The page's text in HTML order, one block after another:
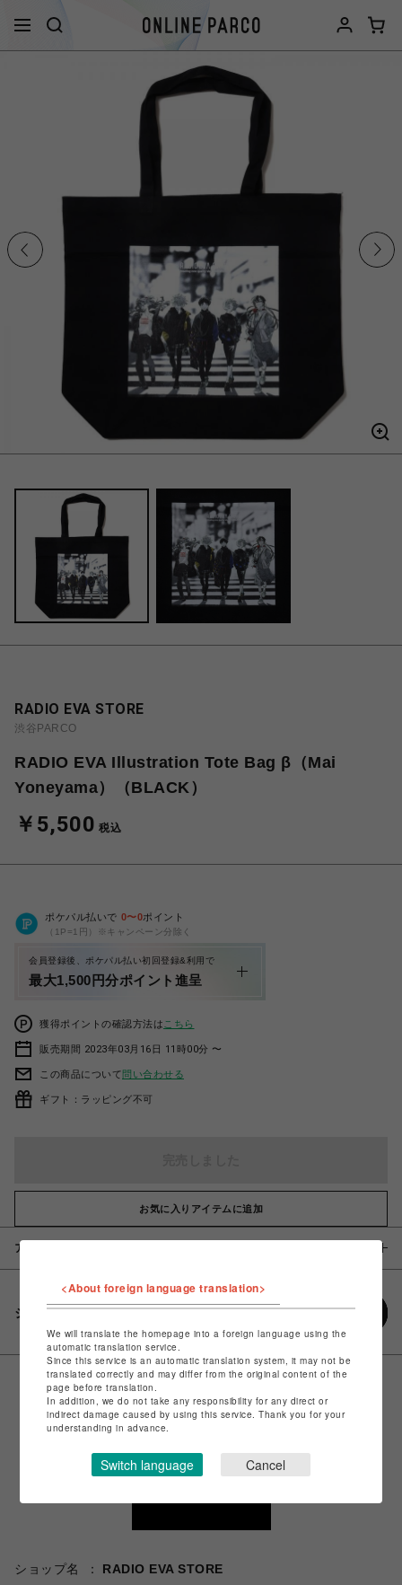
RADIO EVA STORE
渋谷PARCO
RADIO EVA Illustration Tote Bag β（Mai
Yoneyama）（BLACK）
￥5,500 税込
ポケパル払いで 0〜0ポイント
（1P=1円）※キャンペーン分除く
会員登録後、ポケパル払い初回登録&利用で
最大1,500円分ポイント進呈
獲得ポイントの確認方法は こちら
販売期間 2023年03月16日 11時00分 〜
この商品について問い合わせる
ギフト：ラッピング不可
お気に入りアイテムに追加
アイテム説明 / 素材
シェアする
ショップ名
RADIO EVA STORE
<About foreign language translation>
We will translate the homepage into a foreign language using the
automatic translation service.
Since this service is an automatic translation system, it may not be
translated correctly and may differ from the original content of the
page before translation.
In addition, we do not take any responsibility for any direct or
indirect damage caused by using this service. Thank you for your
understanding in advance.
Switch language Cancel